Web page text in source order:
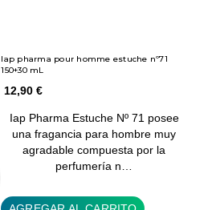
Iap pharma pour homme estuche nº71
150+30 mL
12,90 €
Iap Pharma Estuche Nº 71 posee
una fragancia para hombre muy
agradable compuesta por la
perfumería n…